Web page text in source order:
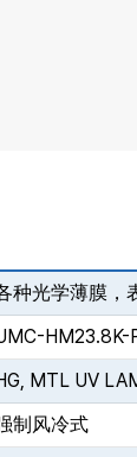
种光学薄膜，
HM23.8K-
MTL UV
制风冷式